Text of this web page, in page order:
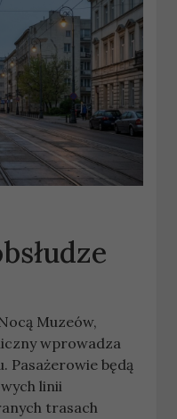
Muzeów,
wprowadza
Pasażerowie będą
linii
trasach